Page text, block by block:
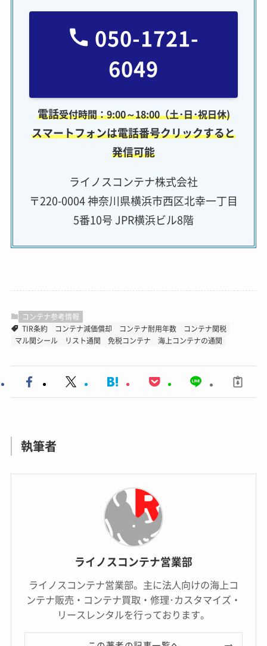
050-1721-
6049
電話受付時間：9:00～18:00（土･日･祝日休)
スマートフォンは電話番号クリックすると
発信可能
ライノスコンテナ株式会社
〒220-0004 神奈川県横浜市西区北幸一丁目
5番10号 JPR横浜ビル8階
コンテナ参考情報
TIR条約
コンテナ減価償却 コンテナ耐用年数
コンテナ関税
マル関シール
リスト通関 免税コンテナ 海上コンテナの通関
執筆者
ライノスコンテナ営業部
ライノスコンテナ営業部。主に法人向けの海上コ
ンテナ販売・コンテナ買取・修理･カスタマイズ・
リースレンタルを行っております。